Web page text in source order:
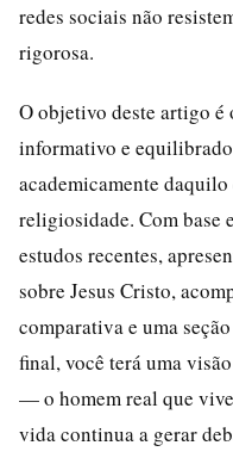
redes sociais não
rigorosa.
O objetivo deste artigo é
informativo e
academicamente
religiosidade. Com base
estudos recentes,
sobre Jesus Cristo,
comparativa e uma
final, você terá uma
— o homem real que
vida continua a gerar